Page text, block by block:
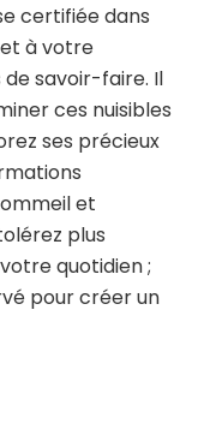
certifiée dans
à votre
de savoir-faire. Il
ces nuisibles
ses précieux
et
plus
quotidien ;
pour créer un